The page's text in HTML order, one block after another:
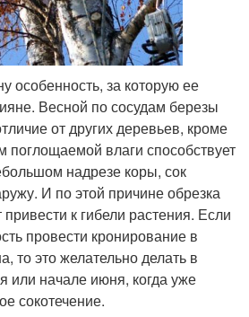
особенность, за которую ее
Весной по сосудам березы
от других деревьев, кроме
поглощаемой влаги способствует
надрезе коры, сок
И по этой причине обрезка
к гибели растения. Если
провести кронирование в
то это желательно делать в
или начале июня, когда уже
сокотечение.